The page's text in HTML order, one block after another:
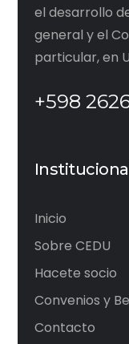
el desarrollo
general y el
particular, en
+598
Inicio
Sobre CEDU
Hacete socio
Convenios y
Contacto